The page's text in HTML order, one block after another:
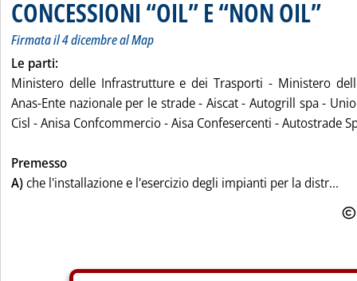
CONCESSIONI “OIL” E “NON OIL”
Firmata il 4 dicembre al Map
Le parti:
Ministero delle Infrastrutture e dei Trasporti - Ministero
Anas-Ente nazionale per le strade - Aiscat - Autogrill spa -
Cisl - Anisa Confcommercio - Aisa Confesercenti - Autostrade
Premesso
A)che l'installazione e l'esercizio degli impianti per la distr...